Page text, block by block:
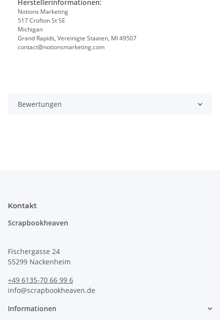
Herstellerinformationen:
Notions Marketing
517 Crofton St SE
Michigan
Grand Rapids, Vereinigte Staaten, MI 49507
contact@notionsmarketing.com
Bewertungen
Kontakt
Scrapbookheaven
Fischergasse 24
55299 Nackenheim
+49 6135-70 66 99 6
info@scrapbookheaven.de
Informationen